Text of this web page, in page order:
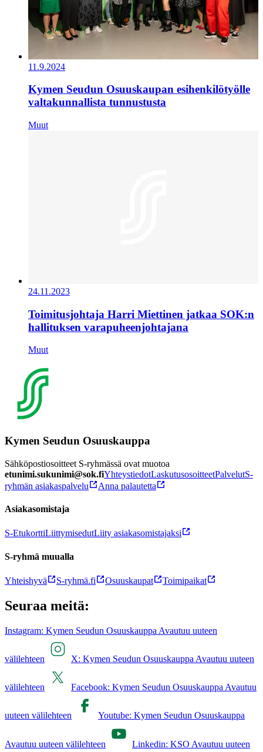
11.9.2024
Kymen Seudun Osuuskaupan esihenkilötyölle
valtakunnallista tunnustusta
Muut
24.11.2023
Toimitusjohtaja Harri Miettinen jatkaa SOK:n
hallituksen varapuheenjohtajana
Muut
Kymen Seudun Osuuskauppa
Sähköpostiosoitteet S-ryhmässä ovat muotoa
etunimi.sukunimi@sok.fiYhteystiedotLaskutusosoitteetPalvelutS-
ryhmän asiakaspalvelu
Anna palautetta
Asiakasomistaja
S-EtukorttiLiittymisedutLiity asiakasomistajaksi
S-ryhmä muualla
Yhteishyvä S-ryhmä.fi Osuuskaupat Toimipaikat
Seuraa meitä:
Instagram: Kymen Seudun Osuuskauppa Avautuu uuteen
välilehteen X: Kymen Seudun Osuuskauppa Avautuu uuteen
välilehteen Facebook: Kymen Seudun Osuuskauppa Avautuu
uuteen välilehteen Youtube: Kymen Seudun Osuuskauppa
Avautuu uuteen välilehteen Linkedin: KSO Avautuu uuteen